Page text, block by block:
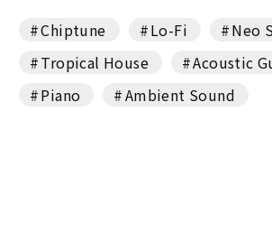
Chiptune Lo-Fi
Neo
Tropical House
Acoustic
Piano
Ambient Sound